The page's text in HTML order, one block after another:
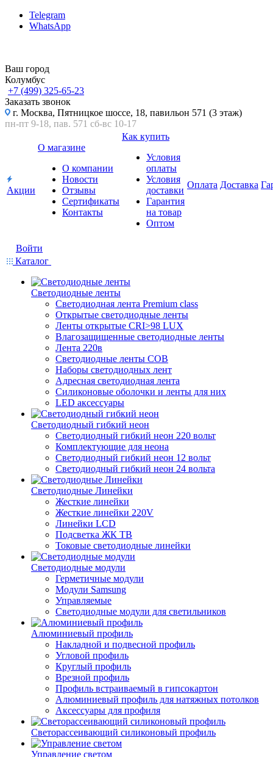
Telegram
WhatsApp
Ваш город
Колумбус
+7 (499) 325-65-23
Заказать звонок
г. Москва, Пятницкое шоссе, 18, павильон 571 (3 этаж)
пн-пт 9-18, пав. 571 сб-вс 10-17
Акции
О магазине
О компании
Новости
Отзывы
Сертификаты
Контакты
Как купить
Условия
оплаты
Условия
доставки
Гарантия
на товар
Оптом
Оплата Доставка
Войти
Каталог
Светодиодные ленты
Светодиодная лента Premium class
Открытые светодиодные ленты
Ленты открытые CRI>98 LUX
Влагозащищенные светодиодные ленты
Лента 220в
Светодиодные ленты COB
Наборы светодиодных лент
Адресная светодиодная лента
Силиконовые оболочки и ленты для них
LED аксессуары
Светодиодный гибкий неон
Светодиодный гибкий неон 220 вольт
Комплектующие для неона
Светодиодный гибкий неон 12 вольт
Светодиодный гибкий неон 24 вольта
Светодиодные Линейки
Жесткие линейки
Жесткие линейки 220V
Линейки LCD
Подсветка ЖК ТВ
Токовые светодиодные линейки
Светодиодные модули
Герметичные модули
Модули Samsung
Управляемые
Светодиодные модули для светильников
Алюминиевый профиль
Накладной и подвесной профиль
Угловой профиль
Круглый профиль
Врезной профиль
Профиль встраиваемый в гипсокартон
Алюминиевый профиль для натяжных потолков
Аксессуары для профиля
Светорассеивающий силиконовый профиль
Управление светом